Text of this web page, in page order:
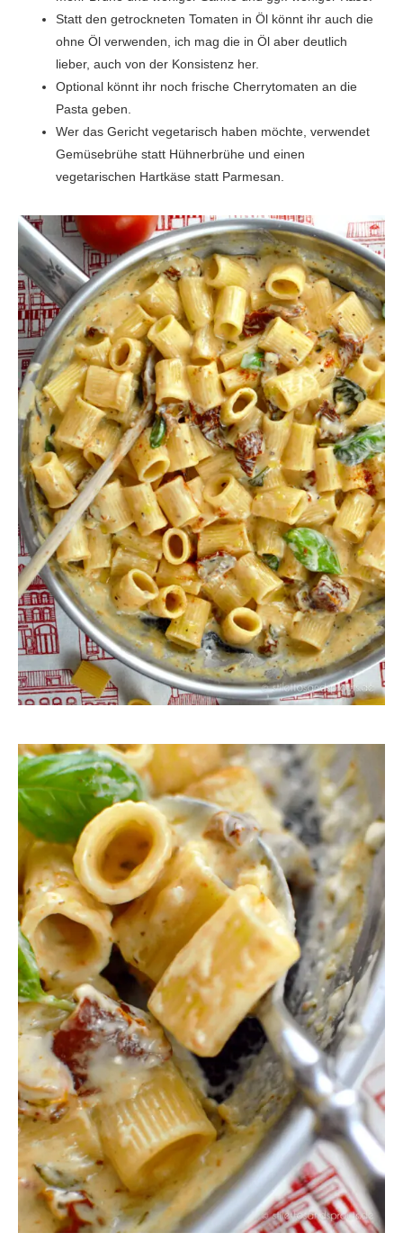
Statt den getrockneten Tomaten in Öl könnt ihr auch die
ohne Öl verwenden, ich mag die in Öl aber deutlich
lieber, auch von der Konsistenz her.
Optional könnt ihr noch frische Cherrytomaten an die
Pasta geben.
Wer das Gericht vegetarisch haben möchte, verwendet
Gemüsebrühe statt Hühnerbrühe und einen
vegetarischen Hartkäse statt Parmesan.